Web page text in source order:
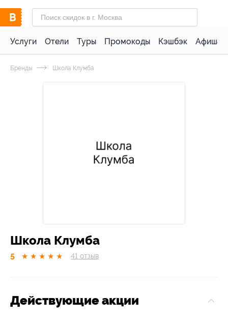
Услуги Отели Туры Промокоды Кэшбэк Афиша
Бренды Школа Клумба
Школа Клумба
5 ★ ★ ★ ★ ★ 41 отзыв
Действующие акции